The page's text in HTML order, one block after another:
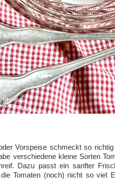
Vorspeise schmeckt so
verschiedene kleine Sorten
Dazu passt ein sanfter
Tomaten (noch) nicht so viel